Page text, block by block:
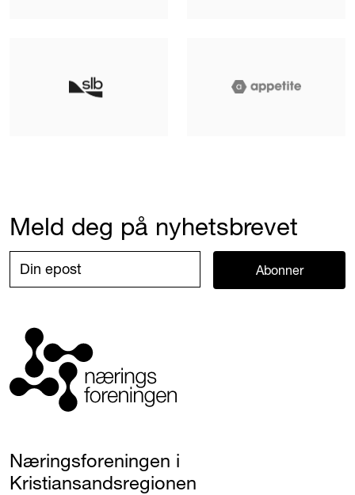
Meld deg på nyhetsbrevet
Abonner
Næringsforeningen i
Kristiansandsregionen